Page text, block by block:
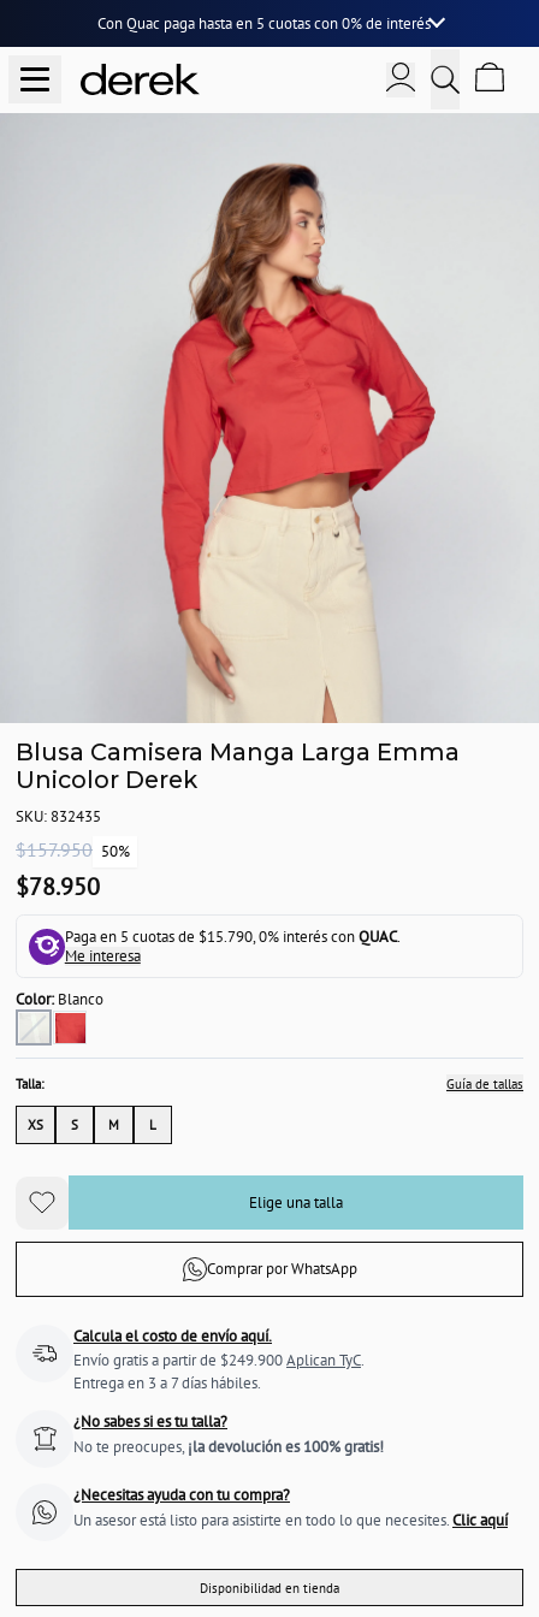
Con Quac paga hasta en 5 cuotascon0% de interés
Blusa Camisera Manga Larga Emma
Unicolor Derek
SKU: 832435
$157.950 50%
$78.950
Paga en 5 cuotas de $15.790, 0% interés conQUAC.
Me interesa
Color:Blanco
Talla: Guía de tallas
XS S M L
Elige una talla
Comprar por WhatsApp
Calcula el costo de envío aquí.
Envío gratis a partir de $249.900Aplican TyC.
Entrega en 3 a 7 días hábiles.
¿No sabes si es tu talla?
No te preocupes, ¡la devolución es 100% gratis!
¿Necesitas ayuda con tu compra?
Un asesor está listo para asistirte en todo lo que necesites.Clic aquí
Disponibilidad en tienda